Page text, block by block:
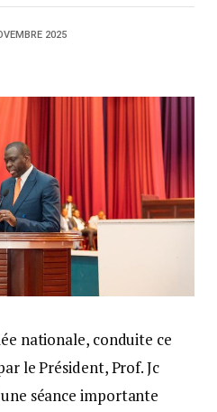
2025
nationale, conduite ce
le Président, Prof. Jc
séance importante